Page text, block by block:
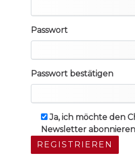
Passwort
Passwort bestätigen
Ja, ich möchte den
Newsletter abonnieren
REGISTRIEREN